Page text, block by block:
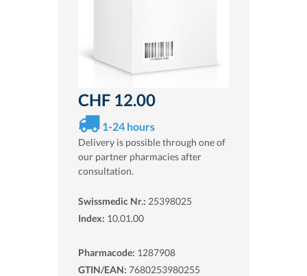
CHF 12.00
1-24 hours
Delivery is possible through one of
our partner pharmacies after
consultation.
Swissmedic Nr.: 25398025
Index: 10.01.00
Pharmacode: 1287908
GTIN/EAN: 7680253980255